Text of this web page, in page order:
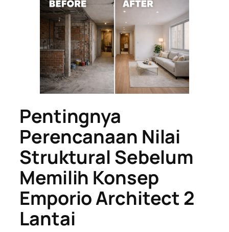
Pentingnya
Perencanaan Nilai
Struktural Sebelum
Memilih Konsep
Emporio Architect 2
Lantai